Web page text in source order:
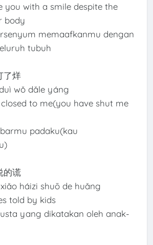
you with a smile despite the
body
memaafkanmu dengan
tubuh
了烊
wǒ dǎle yáng
to me(you have shut me
padaku(kau
的谎
háizi shuō de huǎng
told by kids
yang dikatakan oleh anak-